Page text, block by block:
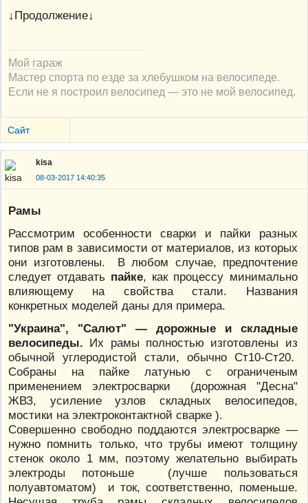
↓Продолжение↓
Мой гараж
Мастер спорта по езде за хлебушком на велосипеде.
Если не я построил велосипед — это не мой велосипед.
Сайт
kisa
08-03-2017 14:40:35
Рамы
Рассмотрим особенности сварки и пайки разных
типов рам в зависимости от материалов, из которых
они изготовлены. В любом случае, предпочтение
следует отдавать пайке, как процессу минимально
влияющему на свойства стали. Названия
конкретных моделей даны для примера.
"Украина", "Салют" — дорожные и складные
велосипеды. Их рамы полностью изготовлены из
обычной углеродистой стали, обычно Ст10-Ст20.
Собраны на пайке латунью с ограниченым
применением электросварки (дорожная "Десна"
ЖВЗ, усиление узлов складных велосипедов,
мостики на электроконтактной сварке ).
Совершенно свободно поддаются электросварке —
нужно помнить только, что трубы имеют толщину
стенок около 1 мм, поэтому желательно выбирать
электроды потоньше (лучше пользоваться
полуавтоматом) и ток, соответственно, поменьше.